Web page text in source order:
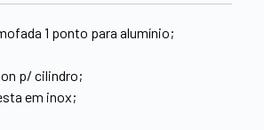
1 ponto para alumínio;
p/ cilindro;
em inox;